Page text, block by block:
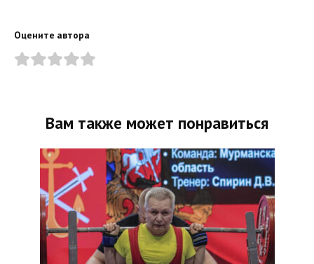
Оцените автора
Вам также может понравиться